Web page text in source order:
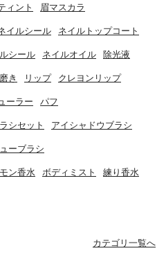
ィント 眉マスカラ
イルシール ネイルトップコート
シール ネイルオイル 除光液
き リップ クレヨンリップ
ーラー パフ
シセット アイシャドウブラシ
ーブラシ
ン香水 ボディミスト 練り香水
カテゴリ一覧へ